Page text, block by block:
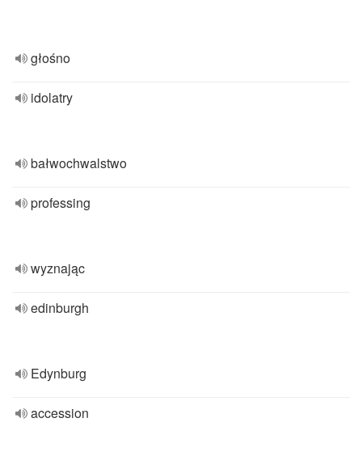
głośno
idolatry
bałwochwalstwo
professing
wyznając
edinburgh
Edynburg
accession